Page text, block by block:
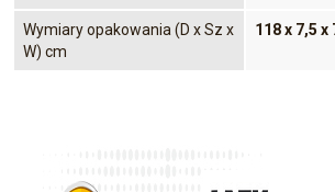
Wymiary opakowania (D x Sz x
W) cm
118 x 7,5 x